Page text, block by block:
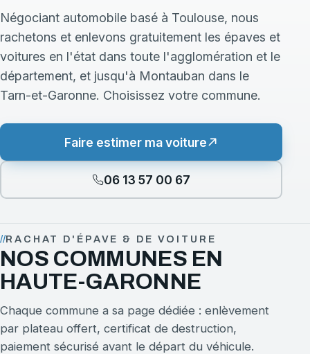
Négociant automobile basé à Toulouse, nous
rachetons et enlevons gratuitement les épaves et
voitures en l'état dans toute l'agglomération et le
département, et jusqu'à Montauban dans le
Tarn-et-Garonne. Choisissez votre commune.
Faire estimer ma voiture
06 13 57 00 67
RACHAT D'ÉPAVE & DE VOITURE
NOS COMMUNES EN
HAUTE-GARONNE
Chaque commune a sa page dédiée : enlèvement
par plateau offert, certificat de destruction,
paiement sécurisé avant le départ du véhicule.